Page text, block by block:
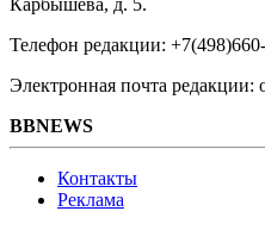
Карбышева, д. 5.
Телефон редакции:
Электронная почта редакции:
BBNEWS
Контакты
Реклама